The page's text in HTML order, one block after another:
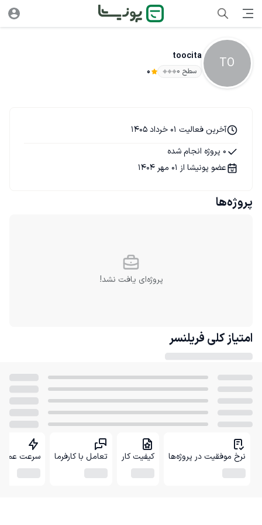
TO
toocita
سطح ۰ 0
آخرین فعالیت 01 خرداد 1405
0 پروژه انجام شده
عضو پونیشا از 01 مهر 1404
پروژه‌ها
پروژه‌ای یافت نشد!
امتیاز کلی فریلنسر
نرخ موفقیت در پروژه‌ها کیفیت کار تعامل با کارفرما سرعت عمل